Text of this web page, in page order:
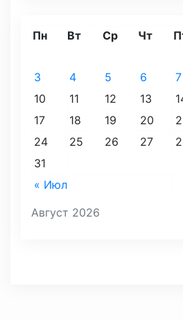
Август 2026
Пн Вт Ср Чт
« Июл
3
4 5 6 7
10
11 12 13
17
18 19 20
24
25 26 27
31